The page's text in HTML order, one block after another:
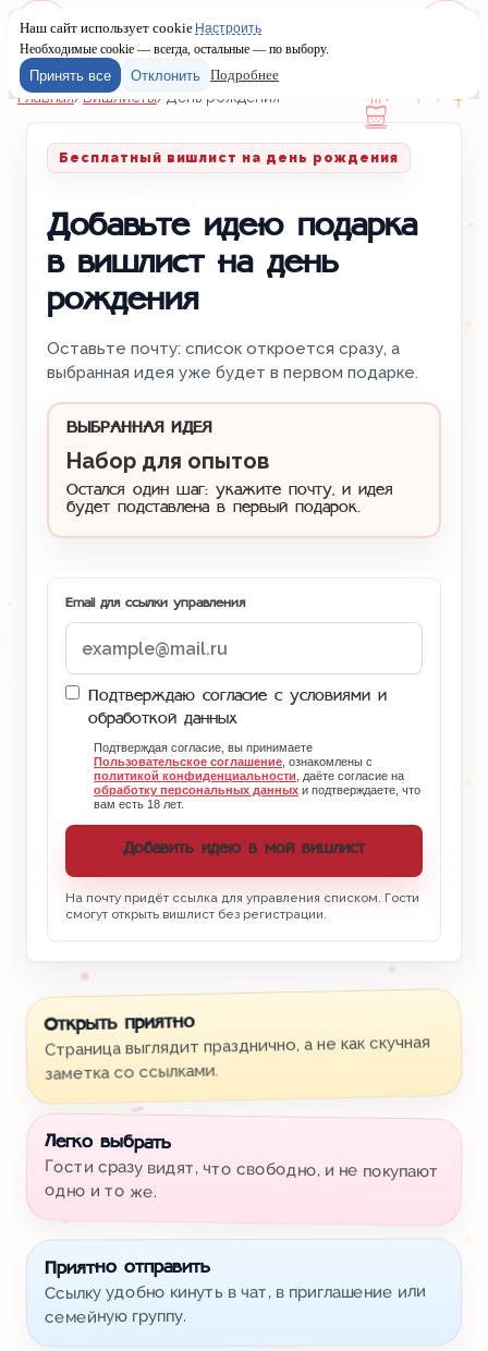
Меню
Главная/Вишлисты/ День рождения
Бесплатный вишлист на день рождения
Добавьте идею подарка
в вишлист на день
рождения
Оставьте почту: список откроется сразу, а
выбранная идея уже будет в первом подарке.
ВЫБРАННАЯ ИДЕЯ
Набор для опытов
Остался один шаг: укажите почту, и идея
будет подставлена в первый подарок.
Email для ссылки управления
Подтверждаю согласие с условиями и
обработкой данных
Подтверждая согласие, вы принимаете
Пользовательское соглашение , ознакомлены с
политикой конфиденциальности , даёте согласие на
обработку персональных данных и подтверждаете, что
вам есть 18 лет.
Добавить идею в мой вишлист
На почту придёт ссылка для управления списком. Гости
смогут открыть вишлист без регистрации.
Открыть приятно
Страница выглядит празднично, а не как скучная
заметка со ссылками.
Легко выбрать
Гости сразу видят, что свободно, и не покупают
одно и то же.
Приятно отправить
Ссылку удобно кинуть в чат, в приглашение или
семейную группу.
Наш сайт использует cookie Настроить
Необходимые cookie — всегда, остальные — по выбору.
Принять все Отклонить Подробнее